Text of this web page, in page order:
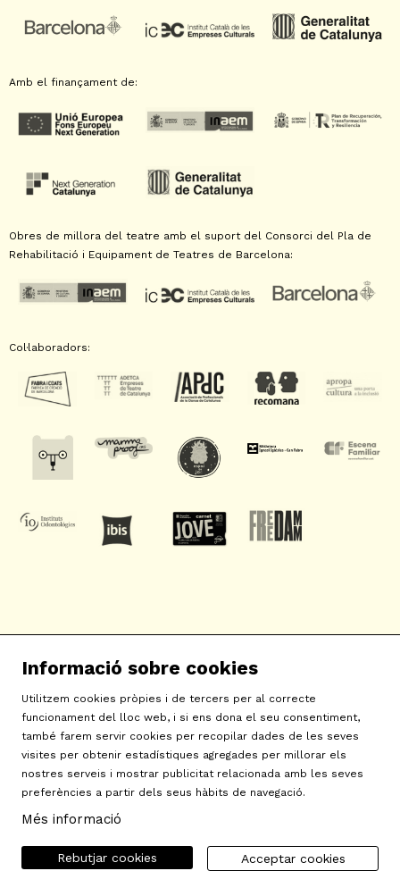
Amb el finançament de:
Obres de millora del teatre amb el suport del Consorci del Pla de
Rehabilitació i Equipament de Teatres de Barcelona:
Col·laboradors:
c/ Neopàtria, 54
08030 Barcelona
info@sat-teatre.cat | 933457930
Sitemap | Avís Legal | Ús de Cookies | Contactar
Política de privacitat | Declaració d'accessibilitat
Informació sobre cookies
Utilitzem cookies pròpies i de tercers per al correcte
funcionament del lloc web, i si ens dona el seu consentiment,
també farem servir cookies per recopilar dades de les seves
visites per obtenir estadístiques agregades per millorar els
nostres serveis i mostrar publicitat relacionada amb les seves
preferències a partir dels seus hàbits de navegació.
Més informació
Acceptar cookies
Rebutjar cookies